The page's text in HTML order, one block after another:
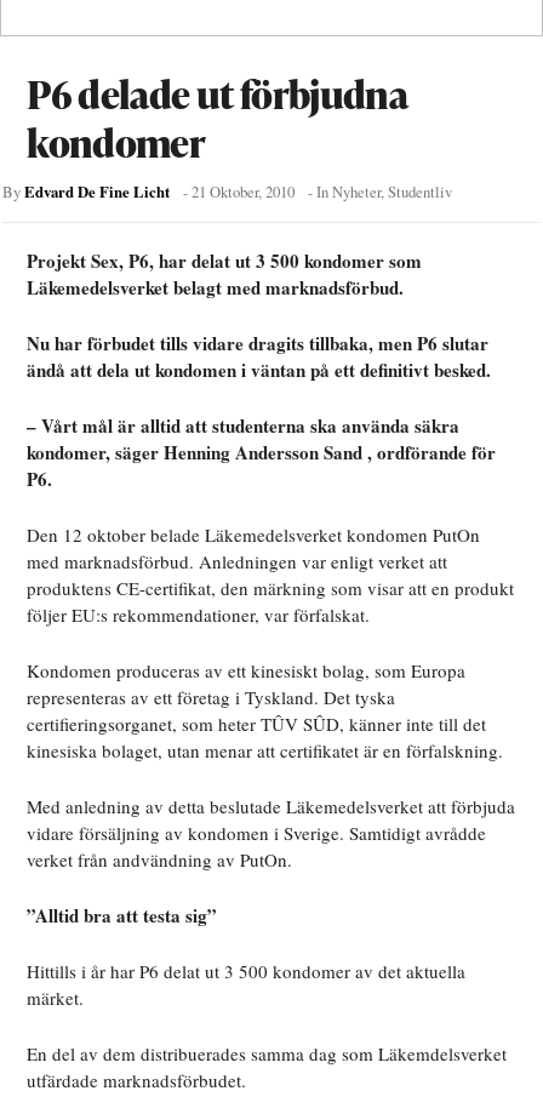
P6 delade ut förbjudna
kondomer
ByEdvard De Fine Licht -21 Oktober, 2010 - InNyheter,Studentliv
Projekt Sex, P6, har delat ut 3 500 kondomer som
Läkemedelsverket belagt med marknadsförbud.
Nu har förbudet tills vidare dragits tillbaka, men P6 slutar
ändå att dela ut kondomen i väntan på ett definitivt besked.
– Vårt mål är alltid att studenterna ska använda säkra
kondomer, säger Henning Andersson Sand , ordförande för
P6.
Den 12 oktober belade Läkemedelsverket kondomen PutOn
med marknadsförbud. Anledningen var enligt verket att
produktens CE-certifikat, den märkning som visar att en produkt
följer EU:s rekommendationer, var förfalskat.
Kondomen produceras av ett kinesiskt bolag, som Europa
representeras av ett företag i Tyskland. Det tyska
certifieringsorganet, som heter TÛV SÛD, känner inte till det
kinesiska bolaget, utan menar att certifikatet är en förfalskning.
Med anledning av detta beslutade Läkemedelsverket att förbjuda
vidare försäljning av kondomen i Sverige. Samtidigt avrådde
verket från andvändning av PutOn.
”Alltid bra att testa sig”
Hittills i år har P6 delat ut 3 500 kondomer av det aktuella
märket.
En del av dem distribuerades samma dag som Läkemdelsverket
utfärdade marknadsförbudet.